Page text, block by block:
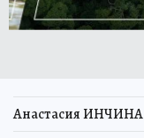
Анастасия ИНЧИНА